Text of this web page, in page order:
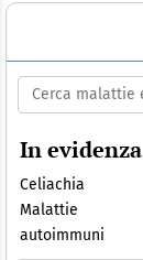
In evidenza
Celiachia
Malattie
autoimmuni